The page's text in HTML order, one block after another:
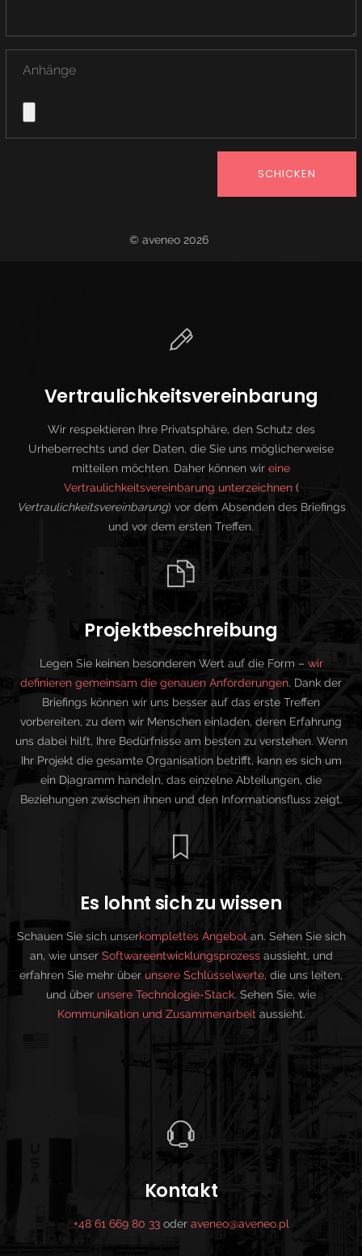
Vertraulichkeitsvereinbarung
Wir respektieren Ihre Privatsphäre, den Schutz des
Urheberrechts und der Daten, die Sie uns möglicherweise
mitteilen möchten. Daher können wir eine
Vertraulichkeitsvereinbarung unterzeichnen(
Vertraulichkeitsvereinbarung) vor dem Absenden des Briefings
und vor dem ersten Treffen.
Projektbeschreibung
Legen Sie keinen besonderen Wert auf die Form – wir
definieren gemeinsam die genauen Anforderungen. Dank der
Briefings können wir uns besser auf das erste Treffen
vorbereiten, zu dem wir Menschen einladen, deren Erfahrung
uns dabei hilft, Ihre Bedürfnisse am besten zu verstehen. Wenn
Ihr Projekt die gesamte Organisation betrifft, kann es sich um
ein Diagramm handeln, das einzelne Abteilungen, die
Beziehungen zwischen ihnen und den Informationsfluss zeigt.
Es lohnt sich zu wissen
Schauen Sie sich unserkomplettes Angebot an. Sehen Sie sich
an, wie unser Softwareentwicklungsprozessaussieht, und
erfahren Sie mehr über unsere Schlüsselwerte, die uns leiten,
und über unsere Technologie-Stack. Sehen Sie, wie
Kommunikation und Zusammenarbeit aussieht.
Kontakt
+48 61 669 80 33 oder aveneo@aveneo.pl
Anhänge
SCHICKEN
© aveneo 2026